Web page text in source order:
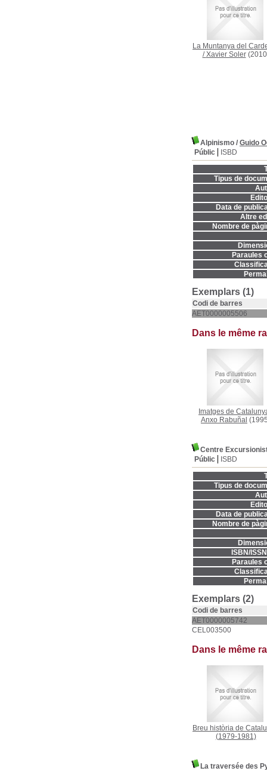
La Muntanya del
/Xavier Soler
Alpinismo / Guido
Públic
ISBD
Tipus de
Data de
Altre
Nombre de
Paraules
Exemplars (1)
Codi de barres
AET0000005506
Dans le même
Imatges de
Anxo Rabuñal
Centre
Públic
ISBD
Tipus de
Data de
Nombre de
ISBN/
Paraules
Exemplars (2)
Codi de barres
AET0000005742
CEL003500
Dans le même
Breu història de
(1979-1981)
La traversée des